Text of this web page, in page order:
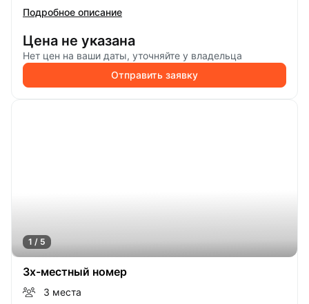
Подробное описание
Цена не указана
Нет цен на ваши даты, уточняйте у владельца
Отправить заявку
1 / 5
3х-местный номер
3 места